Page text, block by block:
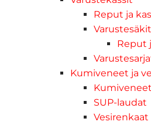
Reput ja
Varustesäkit
Reput
Kumiveneet ja
Kumiveneet
SUP-laudat
Vesirenkaat